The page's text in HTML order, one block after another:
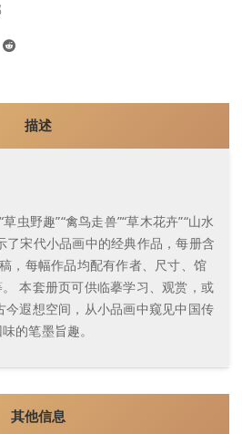
描述
虫野趣”“禽鸟走兽”“草木花卉”“山水
了宋代小品画中的经典作品，每册含
，每幅作品均配有作者、尺寸、馆
本套册页可供临摹学习、观赏，或
今遐想空间，从小品画中窥见中国传
的笔墨旨趣。
其他信息